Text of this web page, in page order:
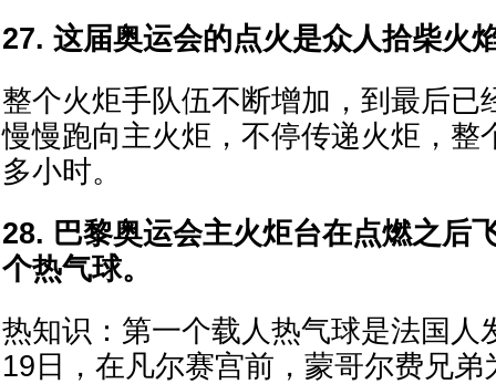
27. 这届奥运会的点火是众人拾柴火
整个火炬手队伍不断增加，到最后已
慢慢跑向主火炬，不停传递火炬，整
多小时。
28. 巴黎奥运会主火炬台在点燃之后
个热气球。
热知识：第一个载人热气球是法国人
19日，在凡尔赛宫前，蒙哥尔费兄